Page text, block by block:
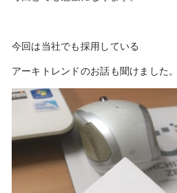
今回は当社でも採用している
アーキトレンドのお話も聞けました。